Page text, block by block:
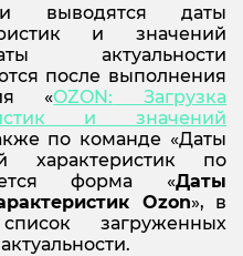
выводятся даты
и значений
актуальности
после выполнения
«OZON:
Загрузка
и значений
по команде «Даты
характеристик по
форма «Даты
Ozon», в
загруженных